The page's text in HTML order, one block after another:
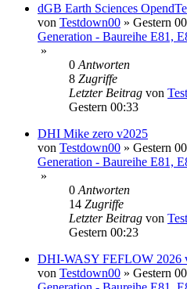
dGB Earth Sciences
von Testdown00 » Gestern
Generation - Baureihe E81,
»
0 Antworten
8 Zugriffe
Letzter Beitrag von
Gestern 00:33
DHI Mike zero v2025
von Testdown00 » Gestern
Generation - Baureihe E81,
»
0 Antworten
14 Zugriffe
Letzter Beitrag von
Gestern 00:23
DHI-WASY FEFLOW 2026
von Testdown00 » Gestern